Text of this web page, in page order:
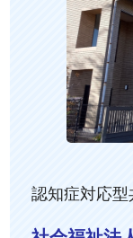
認知症対応型